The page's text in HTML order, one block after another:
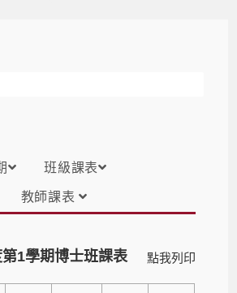
班級課表
教師課表
點我列印
1學期博士班課表